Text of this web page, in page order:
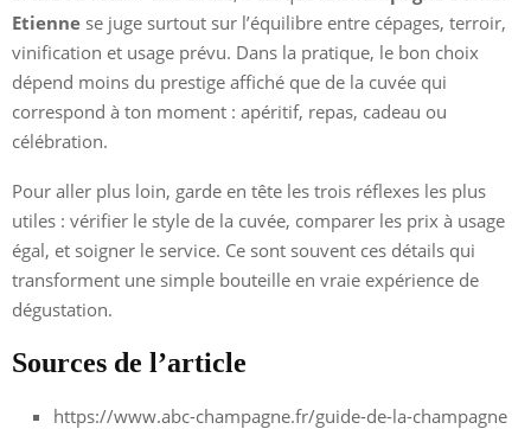
Etienne se juge surtout sur l’équilibre entre cépages, terroir,
vinification et usage prévu. Dans la pratique, le bon choix
dépend moins du prestige affiché que de la cuvée qui
correspond à ton moment : apéritif, repas, cadeau ou
célébration.
Pour aller plus loin, garde en tête les trois réflexes les plus
utiles : vérifier le style de la cuvée, comparer les prix à usage
égal, et soigner le service. Ce sont souvent ces détails qui
transforment une simple bouteille en vraie expérience de
dégustation.
Sources de l’article
https://www.abc-champagne.fr/guide-de-la-champagne